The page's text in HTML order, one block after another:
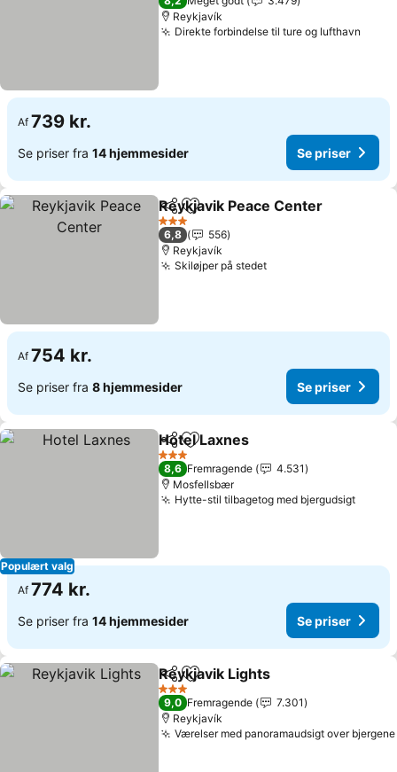
Reykjavík
Direkte forbindelse til ture og lufthavn
Af 739 kr.
Se priser fra 14 hjemmesider Se priser
Del Føj til favoritter
Reykjavik Peace Center
3 Stjerner
6,8
556
Reykjavík
Skiløjper på stedet
Af 754 kr.
Se priser fra 8 hjemmesider Se priser
Populært valg
Del Føj til favoritter
Hotel Laxnes
3 Stjerner
8,6 Fremragende
4.531
Mosfellsbær
Hytte-stil tilbagetog med bjergudsigt
Af 774 kr.
Se priser fra 14 hjemmesider Se priser
Del Føj til favoritter
Reykjavik Lights
3 Stjerner
9,0 Fremragende
7.301
Reykjavík
Værelser med panoramaudsigt over bjergene